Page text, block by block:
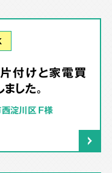
付けと家電買
した。
淀川区 F様